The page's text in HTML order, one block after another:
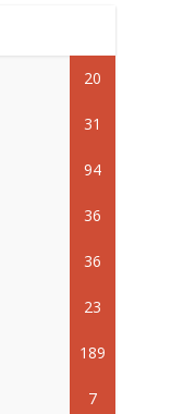
20
31
94
36
36
23
189
7